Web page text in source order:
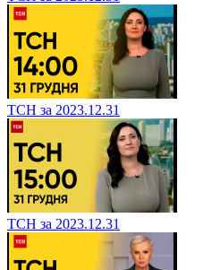
ТСН за 2023.12.31
ТСН за 2023.12.31